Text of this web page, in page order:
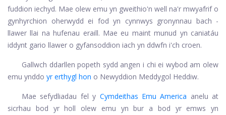
fuddion iechyd. Mae olew emu yn gweithio'n well na'r mwyafrif o
gynhyrchion oherwydd ei fod yn cynnwys gronynnau bach -
llawer llai na hufenau eraill. Mae eu maint munud yn caniatáu
iddynt gario llawer o gyfansoddion iach yn ddwfn i'ch croen.
Gallwch ddarllen popeth sydd angen i chi ei wybod am olew
emu ynddo yr erthygl hon o Newyddion Meddygol Heddiw.
Mae sefydliadau fel y Cymdeithas Emu America anelu at
sicrhau bod yr holl olew emu yn bur a bod yr emws yn